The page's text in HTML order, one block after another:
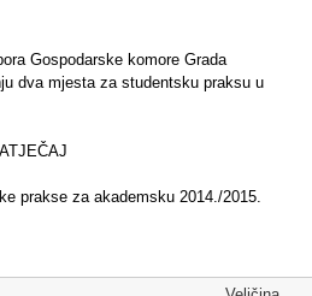
Gospodarske komore Grada
dva mjesta za studentsku praksu u
prakse za akademsku 2014./2015.